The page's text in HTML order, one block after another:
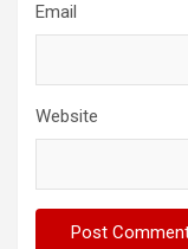
Email
Website